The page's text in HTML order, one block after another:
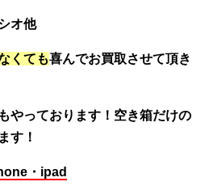
オ他
くても喜んでお買取させて頂き
やっております！空き箱だけの
す！
・ipad